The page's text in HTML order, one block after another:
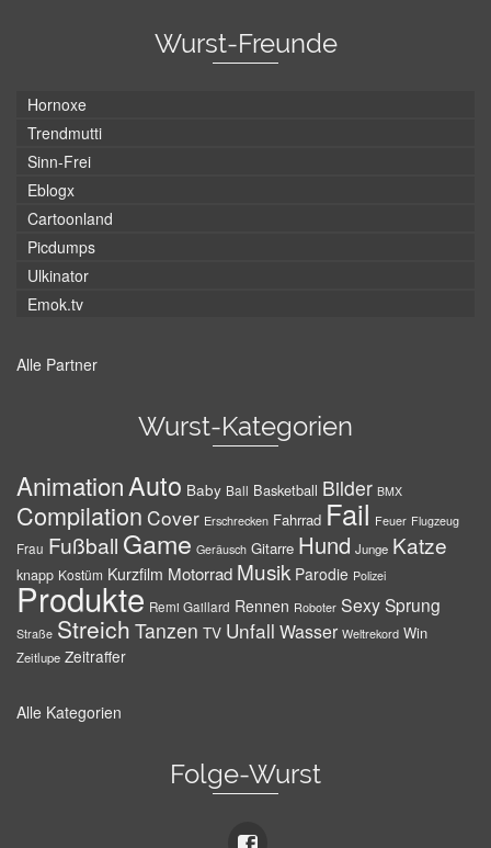
Wurst-Freunde
Hornoxe
Trendmutti
Sinn-Frei
Eblogx
Cartoonland
Picdumps
Ulkinator
Emok.tv
Alle Partner
Wurst-Kategorien
AnimationAuto Baby Ball Basketball Bilder BMX
Compilation Cover Erschrecken Fahrrad Fail Feuer Flugzeug
Frau Fußball Game Geräusch Gitarre Hund Junge Katze
knapp Kostüm Kurzfilm Motorrad Musik Parodie Polizei
Produkte Remi Gaillard Rennen Roboter SexySprung
Straße Streich Tanzen TV Unfall Wasser Weltrekord Win
Zeitlupe Zeitraffer
Alle Kategorien
Folge-Wurst